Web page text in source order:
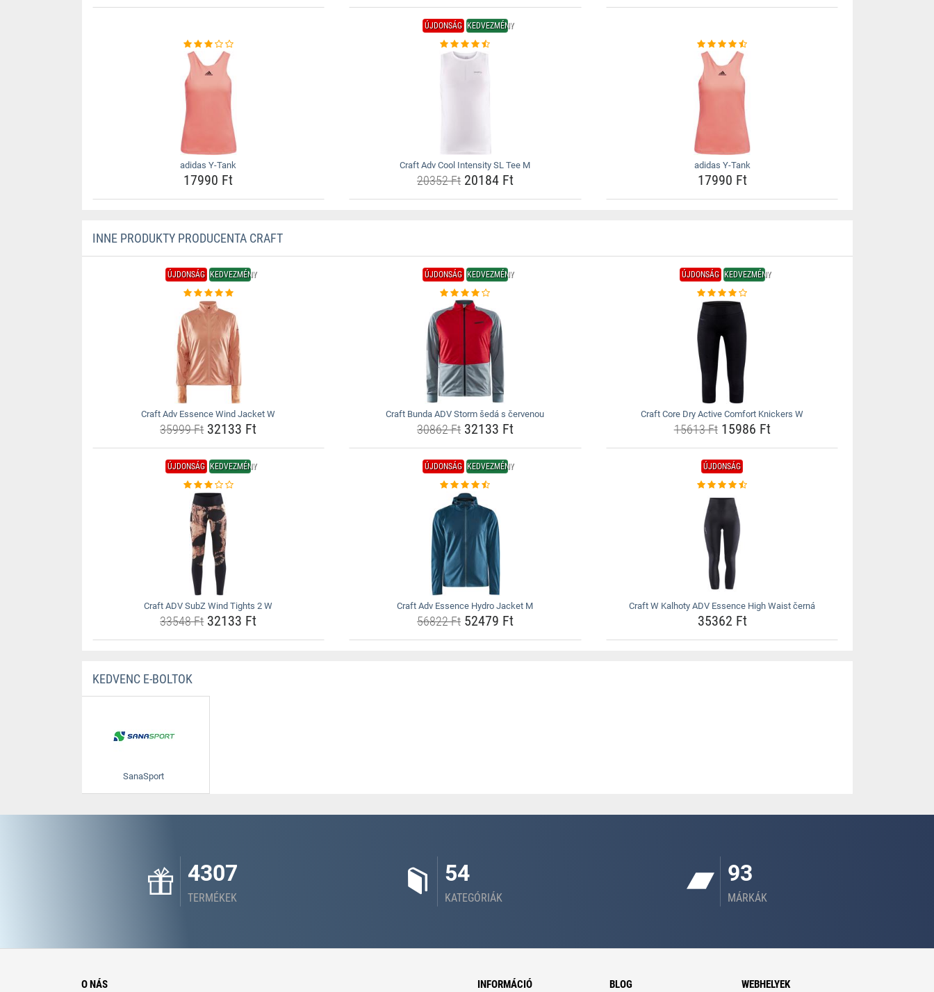
adidas Y-Tank
17990 Ft
ÚJDONSÁG KEDVEZMÉNY
Craft Adv Cool Intensity SL Tee M
20352 Ft20184 Ft
adidas Y-Tank
17990 Ft
INNE PRODUKTY PRODUCENTA CRAFT
ÚJDONSÁG KEDVEZMÉNY
Craft Adv Essence Wind Jacket W
35999 Ft32133 Ft
ÚJDONSÁG KEDVEZMÉNY
Craft Bunda ADV Storm šedá s červenou
30862 Ft32133 Ft
ÚJDONSÁG KEDVEZMÉNY
Craft Core Dry Active Comfort Knickers W
15613 Ft15986 Ft
ÚJDONSÁG KEDVEZMÉNY
Craft ADV SubZ Wind Tights 2 W
33548 Ft32133 Ft
ÚJDONSÁG KEDVEZMÉNY
Craft Adv Essence Hydro Jacket M
56822 Ft52479 Ft
ÚJDONSÁG
Craft W Kalhoty ADV Essence High Waist černá
35362 Ft
KEDVENC E-BOLTOK
SanaSport
4307
TERMÉKEK
54
KATEGÓRIÁK
93
MÁRKÁK
O NÁS INFORMÁCIÓ BLOG WEBHELYEK